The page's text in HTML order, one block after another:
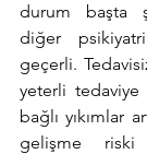
durum başta
diğer
geçerli.
yeterli tedaviye
bağlı yıkımlar
gelişme